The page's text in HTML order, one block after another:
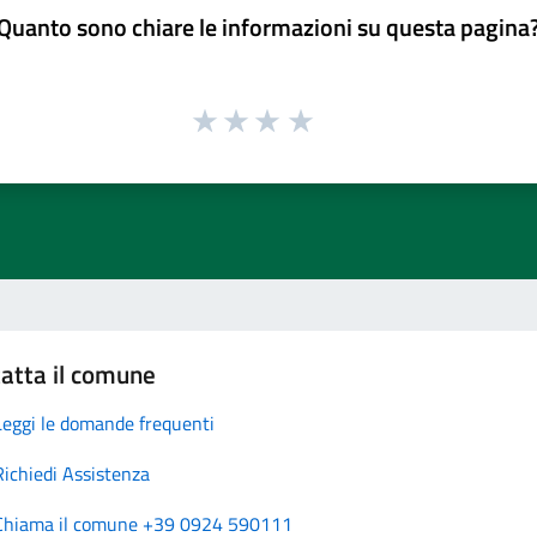
sono chiare le informazioni su questa
il comune
le domande frequenti
Assistenza
il comune +39 0924 590111